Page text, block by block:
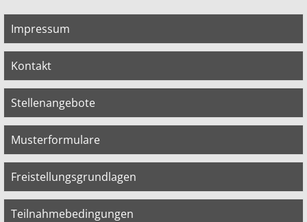
Impressum
Kontakt
Stellenangebote
Musterformulare
Freistellungsgrundlagen
Teilnahmebedingungen